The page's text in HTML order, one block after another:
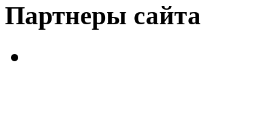
Партнеры сайта